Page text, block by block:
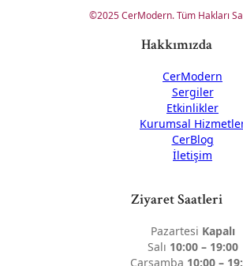
©2025 CerModern. Tüm Hakları
Hakkımızda
CerModern
Sergiler
Etkinlikler
Kurumsal
CerBlog
İletişim
Ziyaret Saatleri
Pazartesi Kapalı
Salı 10:00 – 19:00
Çarşamba 10:00 –